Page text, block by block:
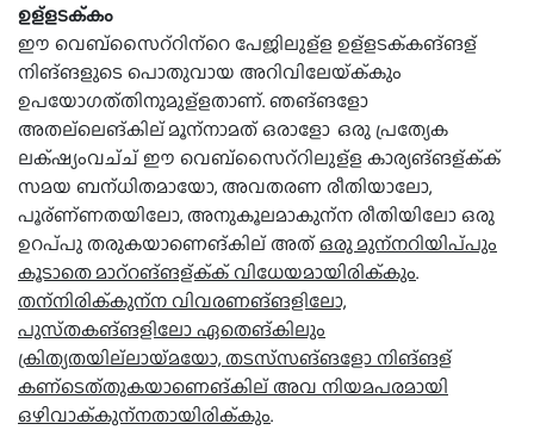
ഉള്ളടക്കം
ഈ വെബ്സൈറ്റിന്റെ പേജിലുള്ള ഉള്ളടക്കങ്ങള്
നിങ്ങളുടെ പൊതുവായ അറിവിലേയ്ക്കും
ഉപയോഗത്തിനുമുള്ളതാണ്. ഞങ്ങളോ
അതല്ലെങ്കില് മൂന്നാമത് ഒരാളോ ഒരു പ്രത്യേക
ലക്ഷ്യംവച്ച് ഈ വെബ്സൈറ്റിലുള്ള കാര്യങ്ങള്ക്ക്
സമയ ബന്ധിതമായോ, അവതരണ രീതിയാലോ,
പൂര്ണ്ണതയിലോ, അനുകൂലമാകുന്ന രീതിയിലോ ഒരു
ഉറപ്പു തരുകയാണെങ്കില് അത്ഒരു മുന്നറിയിപ്പും
കൂടാതെ മാറ്റങ്ങള്ക്ക് വിധേയമായിരിക്കും.
തന്നിരിക്കുന്ന വിവരണങ്ങളിലോ,
പുസ്തകങ്ങളിലോ ഏതെങ്കിലും
ക്രിത്യതയില്ലായ്മയോ, തടസ്സങ്ങളോ നിങ്ങള്
കണ്ടെത്തുകയാണെങ്കില് അവ നിയമപരമായി
ഒഴിവാക്കുന്നതായിരിക്കും.